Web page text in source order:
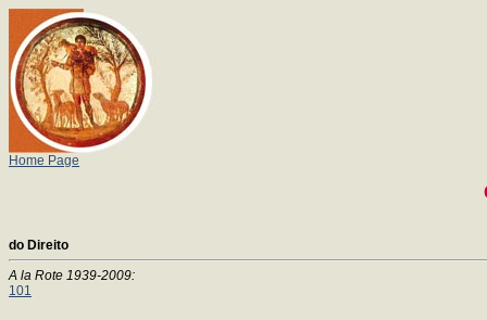
Home Page
do Direito
A la Rote 1939-2009:
101